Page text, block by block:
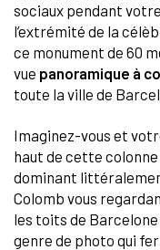
sociaux pendant
l’extrémité de la
ce monument de 60
vue panoramique à
toute la ville de
Imaginez-vous et
haut de cette
dominant
Colomb vous
les toits de Barcelone
genre de photo qui